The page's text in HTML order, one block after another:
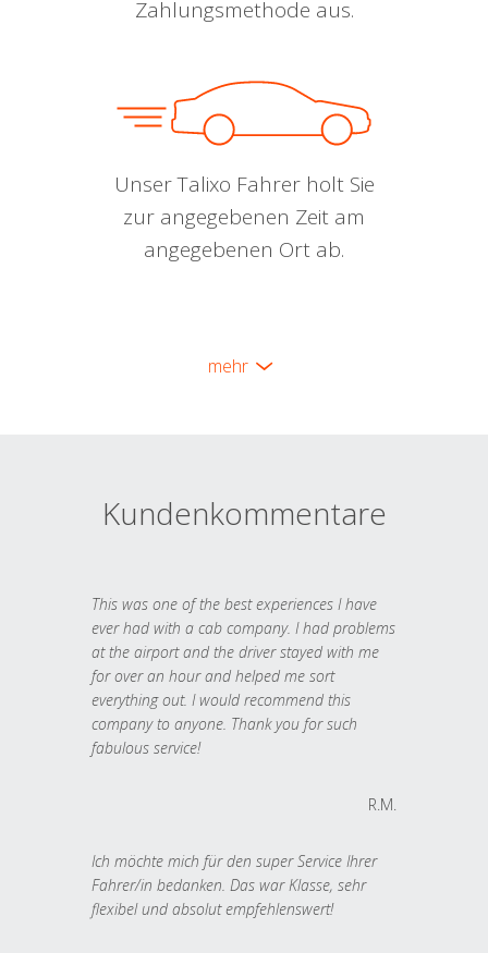
Zahlungsmethode aus.
Unser Talixo Fahrer holt Sie
zur angegebenen Zeit am
angegebenen Ort ab.
mehr
Kundenkommentare
This was one of the best experiences I have
ever had with a cab company. I had problems
at the airport and the driver stayed with me
for over an hour and helped me sort
everything out. I would recommend this
company to anyone. Thank you for such
fabulous service!
R.M.
Ich möchte mich für den super Service Ihrer
Fahrer/in bedanken. Das war Klasse, sehr
flexibel und absolut empfehlenswert!